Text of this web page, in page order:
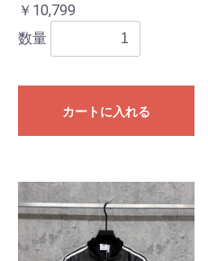
￥10,799
数量
カートに入れる